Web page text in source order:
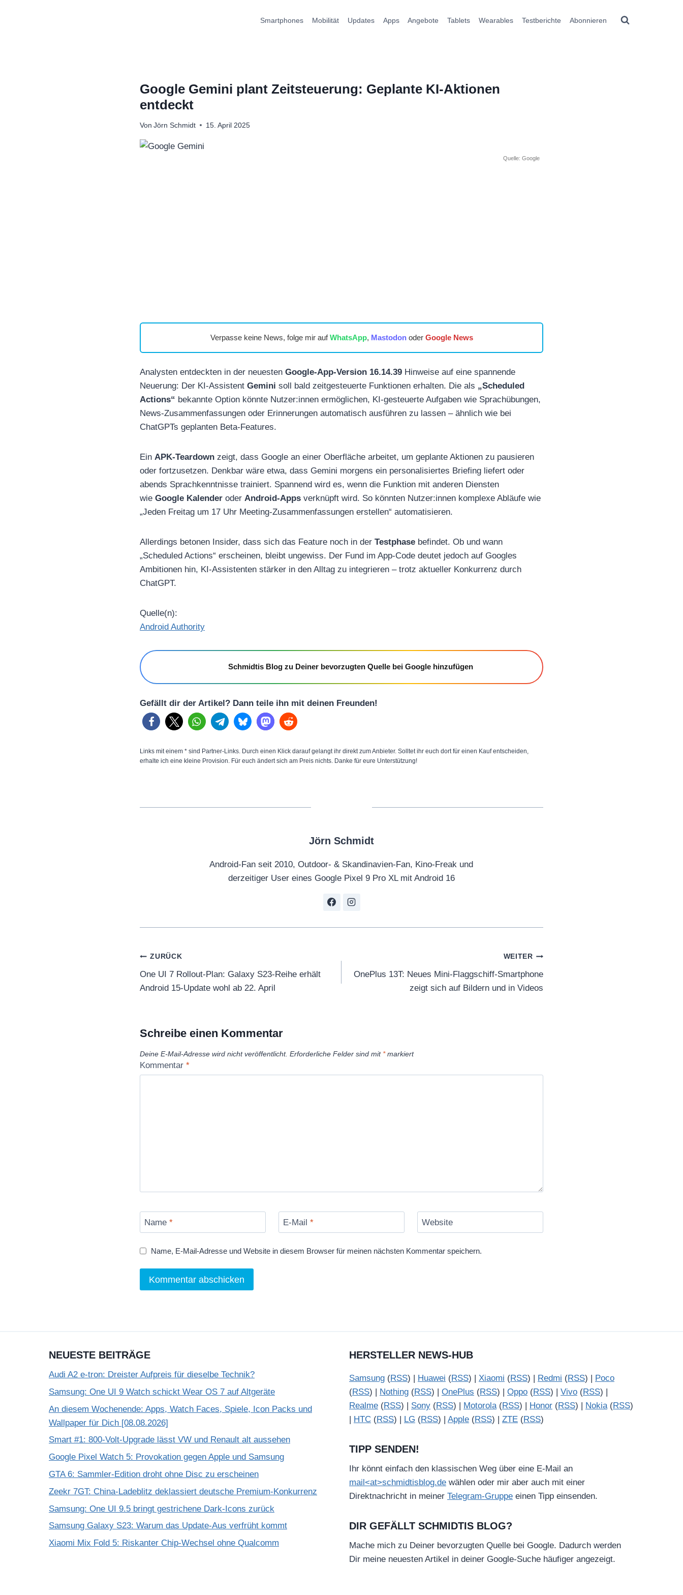
Smartphones Mobilität Updates Apps Angebote Tablets Wearables Testberichte Abonnieren
Google Gemini plant Zeitsteuerung: Geplante KI-Aktionen
entdeckt
Von Jörn Schmidt 15. April 2025
Quelle: Google
Verpasse keine News, folge mir aufWhatsApp, Mastodonoder Google News
Analysten entdeckten in der neuesten Google-App-Version 16.14.39 Hinweise auf eine spannende
Neuerung: Der KI-Assistent Gemini soll bald zeitgesteuerte Funktionen erhalten. Die als „Scheduled
Actions“ bekannte Option könnte Nutzer:innen ermöglichen, KI-gesteuerte Aufgaben wie Sprachübungen,
News-Zusammenfassungen oder Erinnerungen automatisch ausführen zu lassen – ähnlich wie bei
ChatGPTs geplanten Beta-Features.
Ein APK-Teardown zeigt, dass Google an einer Oberfläche arbeitet, um geplante Aktionen zu pausieren
oder fortzusetzen. Denkbar wäre etwa, dass Gemini morgens ein personalisiertes Briefing liefert oder
abends Sprachkenntnisse trainiert. Spannend wird es, wenn die Funktion mit anderen Diensten
wie Google Kalender oder Android-Apps verknüpft wird. So könnten Nutzer:innen komplexe Abläufe wie
„Jeden Freitag um 17 Uhr Meeting-Zusammenfassungen erstellen“ automatisieren.
Allerdings betonen Insider, dass sich das Feature noch in der Testphase befindet. Ob und wann
„Scheduled Actions“ erscheinen, bleibt ungewiss. Der Fund im App-Code deutet jedoch auf Googles
Ambitionen hin, KI-Assistenten stärker in den Alltag zu integrieren – trotz aktueller Konkurrenz durch
ChatGPT.
Quelle(n):
Android Authority
Schmidtis Blog zu Deiner bevorzugten Quelle bei Google hinzufügen
Gefällt dir der Artikel? Dann teile ihn mit deinen Freunden!
Links mit einem * sind Partner-Links. Durch einen Klick darauf gelangt ihr direkt zum Anbieter. Solltet ihr euch dort für einen Kauf entscheiden,
erhalte ich eine kleine Provision. Für euch ändert sich am Preis nichts. Danke für eure Unterstützung!
Jörn Schmidt
Android-Fan seit 2010, Outdoor- & Skandinavien-Fan, Kino-Freak und
derzeitiger User eines Google Pixel 9 Pro XL mit Android 16
Beitragsnavigation
ZURÜCK
One UI 7 Rollout-Plan: Galaxy S23-Reihe erhält
Android 15-Update wohl ab 22. April
WEITER
OnePlus 13T: Neues Mini-Flaggschiff-Smartphone
zeigt sich auf Bildern und in Videos
Schreibe einen Kommentar
Deine E-Mail-Adresse wird nicht veröffentlicht. Erforderliche Felder sind mit *markiert
Kommentar *
Name * E-Mail * Website
Name, E-Mail-Adresse und Website in diesem Browser für meinen nächsten Kommentar speichern.
NEUESTE BEITRÄGE
Audi A2 e-tron: Dreister Aufpreis für dieselbe Technik?
Samsung: One UI 9 Watch schickt Wear OS 7 auf Altgeräte
An diesem Wochenende: Apps, Watch Faces, Spiele, Icon Packs und
Wallpaper für Dich [08.08.2026]
Smart #1: 800-Volt-Upgrade lässt VW und Renault alt aussehen
Google Pixel Watch 5: Provokation gegen Apple und Samsung
GTA 6: Sammler-Edition droht ohne Disc zu erscheinen
Zeekr 7GT: China-Ladeblitz deklassiert deutsche Premium-Konkurrenz
Samsung: One UI 9.5 bringt gestrichene Dark-Icons zurück
Samsung Galaxy S23: Warum das Update-Aus verfrüht kommt
Xiaomi Mix Fold 5: Riskanter Chip-Wechsel ohne Qualcomm
HERSTELLER NEWS-HUB
Samsung (RSS) | Huawei (RSS) | Xiaomi (RSS) | Redmi (RSS) | Poco
(RSS) | Nothing (RSS) | OnePlus (RSS) | Oppo (RSS) | Vivo (RSS) |
Realme (RSS) | Sony (RSS) | Motorola(RSS) | Honor (RSS) | Nokia(RSS)
| HTC (RSS) | LG (RSS) | Apple (RSS) | ZTE (RSS)
TIPP SENDEN!
Ihr könnt einfach den klassischen Weg über eine E-Mail an
mail<at>schmidtisblog.de wählen oder mir aber auch mit einer
Direktnachricht in meiner Telegram-Gruppe einen Tipp einsenden.
DIR GEFÄLLT SCHMIDTIS BLOG?
Mache mich zu Deiner bevorzugten Quelle bei Google. Dadurch werden
Dir meine neuesten Artikel in deiner Google-Suche häufiger angezeigt.